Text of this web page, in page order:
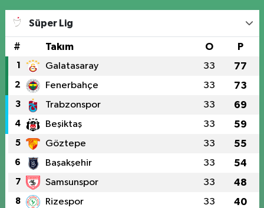
Süper Lig
# Takım O P
1 Galatasaray 33 77
2 Fenerbahçe 33 73
3 Trabzonspor 33 69
4 Beşiktaş 33 59
5 Göztepe 33 55
6 Başakşehir 33 54
7 Samsunspor 33 48
8 Rizespor 33 40